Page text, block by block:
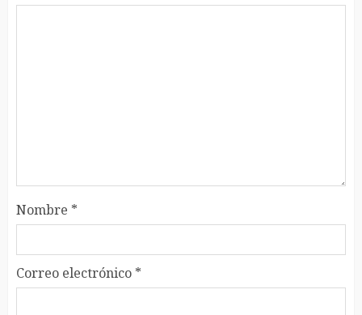
Nombre *
Correo electrónico *